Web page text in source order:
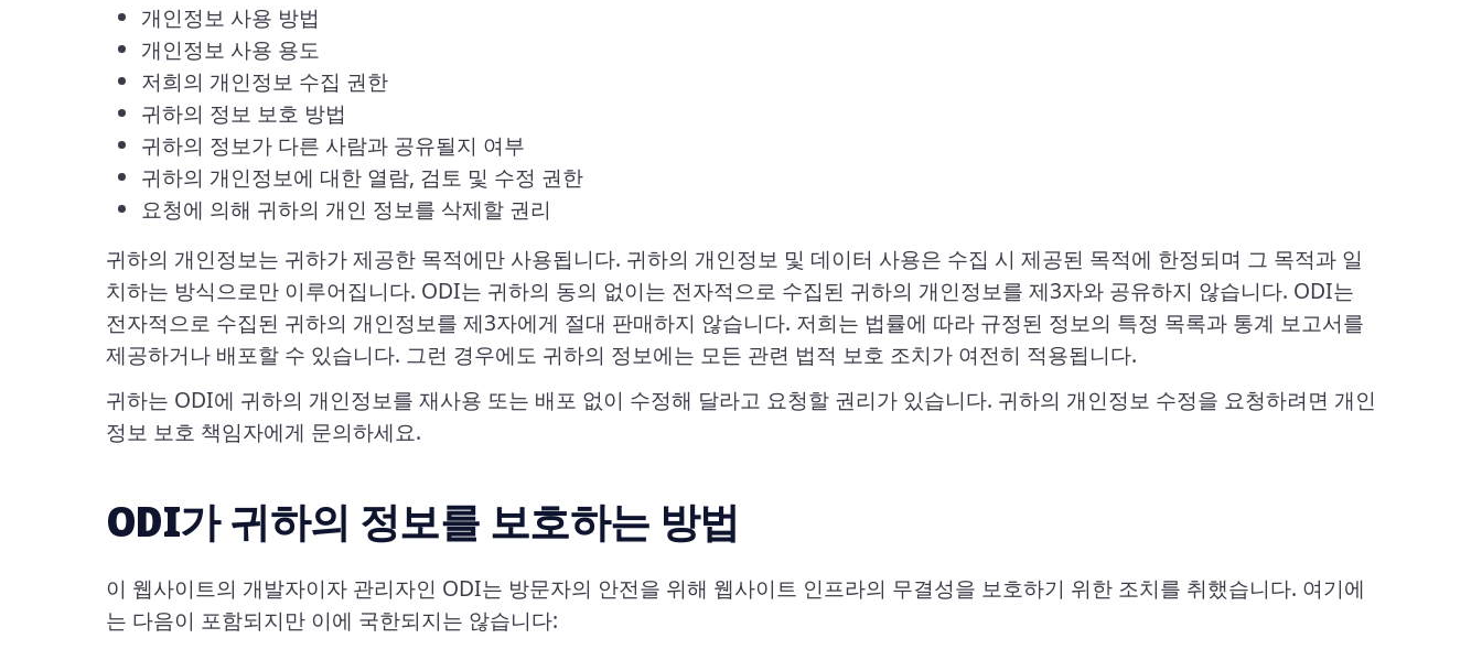
개인정보 사용 방법
개인정보 사용 용도
저희의 개인정보 수집 권한
귀하의 정보 보호 방법
귀하의 정보가 다른 사람과 공유될지 여부
귀하의 개인정보에 대한 열람, 검토 및 수정 권한
요청에 의해 귀하의 개인 정보를 삭제할 권리
귀하의 개인정보는 귀하가 제공한 목적에만 사용됩니다. 귀하의 개인정보 및 데이터 사용은 수집 시 제공된 목적에 한정되며 그 목적과 일
치하는 방식으로만 이루어집니다. ODI는 귀하의 동의 없이는 전자적으로 수집된 귀하의 개인정보를 제3자와 공유하지 않습니다. ODI는
전자적으로 수집된 귀하의 개인정보를 제3자에게 절대 판매하지 않습니다. 저희는 법률에 따라 규정된 정보의 특정 목록과 통계 보고서를
제공하거나 배포할 수 있습니다. 그런 경우에도 귀하의 정보에는 모든 관련 법적 보호 조치가 여전히 적용됩니다.
귀하는 ODI에 귀하의 개인정보를 재사용 또는 배포 없이 수정해 달라고 요청할 권리가 있습니다. 귀하의 개인정보 수정을 요청하려면 개인
정보 보호 책임자에게 문의하세요.
ODI가 귀하의 정보를 보호하는 방법
이 웹사이트의 개발자이자 관리자인 ODI는 방문자의 안전을 위해 웹사이트 인프라의 무결성을 보호하기 위한 조치를 취했습니다. 여기에
는 다음이 포함되지만 이에 국한되지는 않습니다: